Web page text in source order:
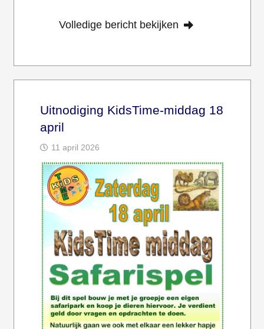
Volledige bericht bekijken
Uitnodiging KidsTime-middag 18
april
11 april 2026